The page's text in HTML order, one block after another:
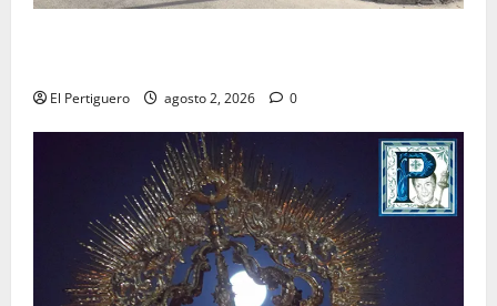
El Pertiguero agosto 2, 2026 0